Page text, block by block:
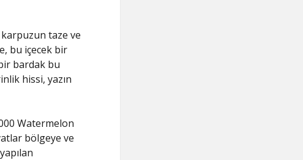
taze ve
bu içecek bir
bardak bu
hissi, yazın
Watermelon
bölgeye ve